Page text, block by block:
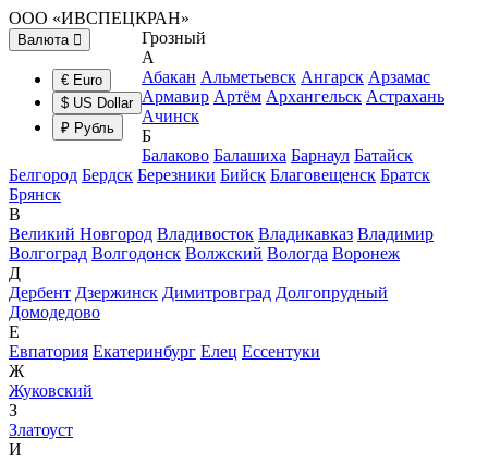
ООО «ИВСПЕЦКРАН»
Валюта
€ Euro
$ US Dollar
₽ Рубль
Грозный
А
Абакан Альметьевск Ангарск Арзамас
Армавир Артём Архангельск Астрахань
Ачинск
Б
Балаково Балашиха Барнаул Батайск
Белгород Бердск Березники Бийск Благовещенск Братск
Брянск
В
Великий Новгород Владивосток Владикавказ Владимир
Волгоград Волгодонск Волжский Вологда Воронеж
Д
Дербент Дзержинск Димитровград Долгопрудный
Домодедово
Е
Евпатория Екатеринбург Елец Ессентуки
Ж
Жуковский
З
Златоуст
И